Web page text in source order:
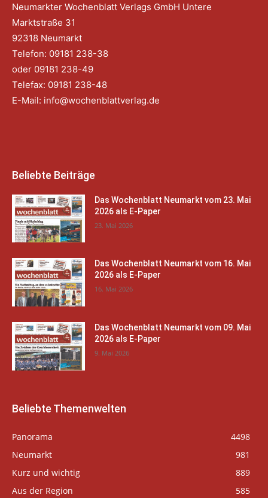
Neumarkter Wochenblatt Verlags GmbH Untere
Marktstraße 31
92318 Neumarkt
Telefon: 09181 238-38
oder 09181 238-49
Telefax: 09181 238-48
E-Mail: info@wochenblattverlag.de
Beliebte Beiträge
Das Wochenblatt Neumarkt vom 23. Mai
2026 als E-Paper
23. Mai 2026
Das Wochenblatt Neumarkt vom 16. Mai
2026 als E-Paper
16. Mai 2026
Das Wochenblatt Neumarkt vom 09. Mai
2026 als E-Paper
9. Mai 2026
Beliebte Themenwelten
Panorama
4498
Neumarkt
981
Kurz und wichtig
889
Aus der Region
585